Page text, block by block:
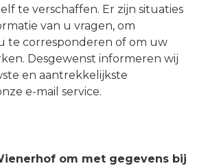
te verschaffen. Er zijn situaties
van u vragen, om
te corresponderen of om uw
Desgewenst informeren wij
en aantrekkelijkste
e-mail service.
om met gegevens bij